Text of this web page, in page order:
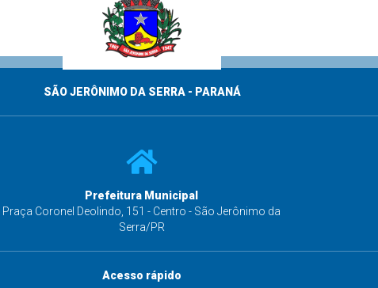
SÃO JERÔNIMO DA SERRA - PARANÁ
Prefeitura Municipal
Praça Coronel Deolindo, 151 - Centro - São Jerônimo da
Serra/PR
Acesso rápido